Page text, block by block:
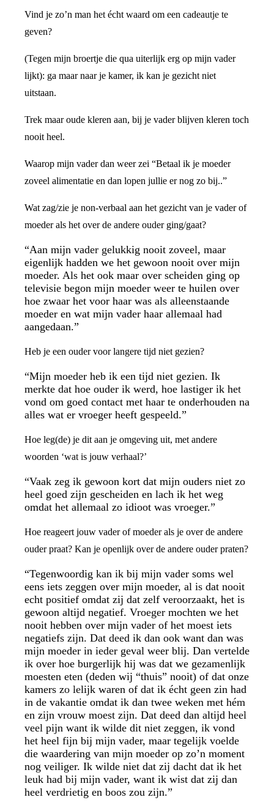
Vind je zo’n man het écht waard om een cadeautje te
geven?
(Tegen mijn broertje die qua uiterlijk erg op mijn vader
lijkt): ga maar naar je kamer, ik kan je gezicht niet
uitstaan.
Trek maar oude kleren aan, bij je vader blijven kleren toch
nooit heel.
Waarop mijn vader dan weer zei “Betaal ik je moeder
zoveel alimentatie en dan lopen jullie er nog zo bij..”
Wat zag/zie je non-verbaal aan het gezicht van je vader of
moeder als het over de andere ouder ging/gaat?
“Aan mijn vader gelukkig nooit zoveel, maar
eigenlijk hadden we het gewoon nooit over mijn
moeder. Als het ook maar over scheiden ging op
televisie begon mijn moeder weer te huilen over
hoe zwaar het voor haar was als alleenstaande
moeder en wat mijn vader haar allemaal had
aangedaan.”
Heb je een ouder voor langere tijd niet gezien?
“Mijn moeder heb ik een tijd niet gezien. Ik
merkte dat hoe ouder ik werd, hoe lastiger ik het
vond om goed contact met haar te onderhouden na
alles wat er vroeger heeft gespeeld.”
Hoe leg(de) je dit aan je omgeving uit, met andere
woorden ‘wat is jouw verhaal?’
“Vaak zeg ik gewoon kort dat mijn ouders niet zo
heel goed zijn gescheiden en lach ik het weg
omdat het allemaal zo idioot was vroeger.”
Hoe reageert jouw vader of moeder als je over de andere
ouder praat? Kan je openlijk over de andere ouder praten?
“Tegenwoordig kan ik bij mijn vader soms wel
eens iets zeggen over mijn moeder, al is dat nooit
echt positief omdat zij dat zelf veroorzaakt, het is
gewoon altijd negatief. Vroeger mochten we het
nooit hebben over mijn vader of het moest iets
negatiefs zijn. Dat deed ik dan ook want dan was
mijn moeder in ieder geval weer blij. Dan vertelde
ik over hoe burgerlijk hij was dat we gezamenlijk
moesten eten (deden wij “thuis” nooit) of dat onze
kamers zo lelijk waren of dat ik écht geen zin had
in de vakantie omdat ik dan twee weken met hém
en zijn vrouw moest zijn. Dat deed dan altijd heel
veel pijn want ik wilde dit niet zeggen, ik vond
het heel fijn bij mijn vader, maar tegelijk voelde
die waardering van mijn moeder op zo’n moment
nog veiliger. Ik wilde niet dat zij dacht dat ik het
leuk had bij mijn vader, want ik wist dat zij dan
heel verdrietig en boos zou zijn.”